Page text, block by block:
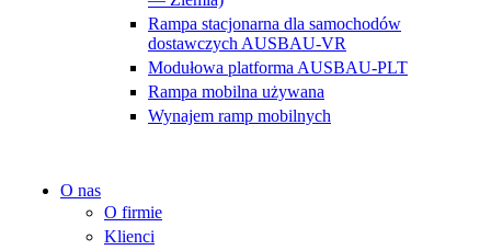
Rampa stacjonarna dla samochodów
dostawczych AUSBAU-VR
Modułowa platforma AUSBAU-PLT
Rampa mobilna używana
Wynajem ramp mobilnych
O nas
О firmie
Klienci